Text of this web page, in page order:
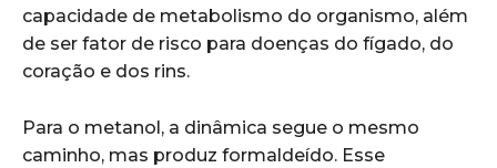
capacidade de metabolismo do organismo, além
de ser fator de risco para doenças do fígado, do
coração e dos rins.
Para o metanol, a dinâmica segue o mesmo
caminho, mas produz formaldeído. Esse